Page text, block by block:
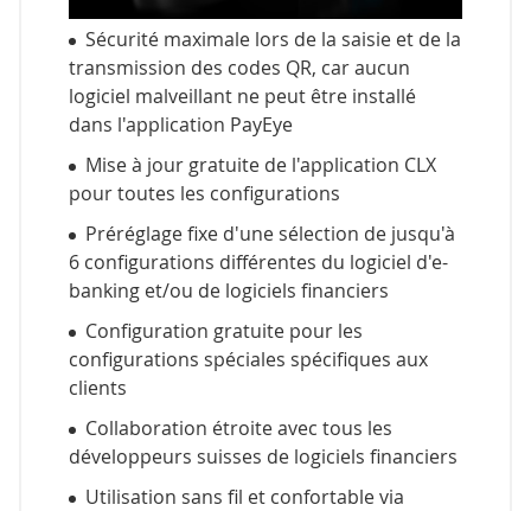
Sécurité maximale lors de la saisie et de la
transmission des codes QR, car aucun
logiciel malveillant ne peut être installé
dans l'application PayEye
Mise à jour gratuite de l'application CLX
pour toutes les configurations
Préréglage fixe d'une sélection de jusqu'à
6 configurations différentes du logiciel d'e-
banking et/ou de logiciels financiers
Configuration gratuite pour les
configurations spéciales spécifiques aux
clients
Collaboration étroite avec tous les
développeurs suisses de logiciels financiers
Utilisation sans fil et confortable via